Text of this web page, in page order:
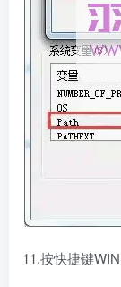
11.按快捷键